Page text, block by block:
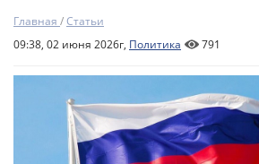
Главная /Статьи
09:38, 02 июня 2026г, Политика 791